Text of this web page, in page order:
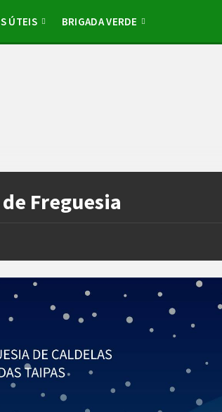
ÚTEIS BRIGADA VERDE
Freguesia